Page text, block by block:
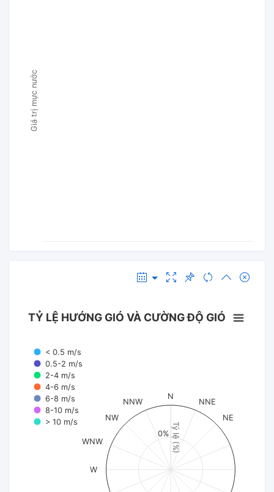
Giá trị mực nước
Tỷ lệ (%)
TỶ LỆ HƯỚNG GIÓ VÀ CƯỜNG ĐỘ GIÓ
< 0.5 m/s
0.5-2 m/s
2-4 m/s
4-6 m/s
6-8 m/s
8-10 m/s
> 10 m/s
N
NNE
NE
W
WNW
NW
NNW
0%